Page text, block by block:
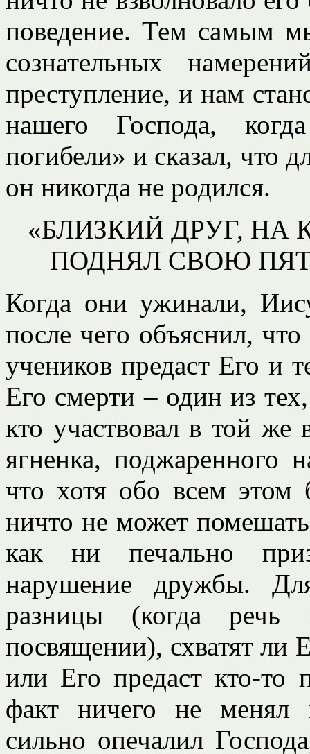
поведение. Тем самым
сознательных
преступление, и нам
нашего Господа,
погибели» и сказал, что
он никогда не родился.
«БЛИЗКИЙ ДРУГ, НА
ПОДНЯЛ СВОЮ
Когда они ужинали,
после чего объяснил,
учеников предаст Его и
Его смерти – один из
кто участвовал в той же
ягненка, поджаренного
что хотя обо всем
ничто не может
как ни печально
нарушение дружбы.
разницы (когда
посвящении), схватят ли
или Его предаст кто-то
факт ничего не менял
сильно опечалил